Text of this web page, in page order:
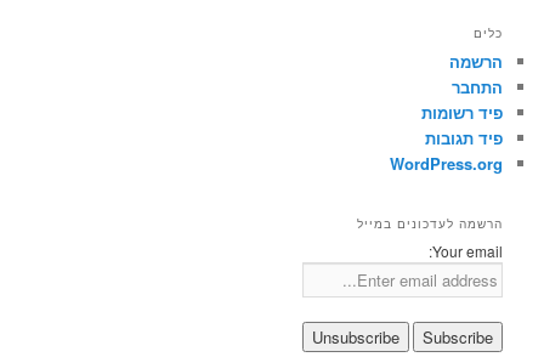
כלים
הרשמה
התחבר
פיד רשומות
פיד תגובות
WordPress.org
הרשמה לעדכונים במייל
Your email: